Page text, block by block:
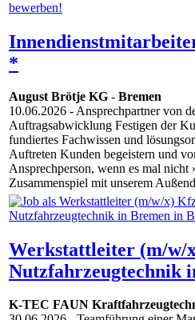
*
August Brötje KG - Bremen
10.06.2026 - Ansprechpartner von
Auftragsabwicklung Festigen der
fundiertes Fachwissen und
Auftreten Kunden begeistern und
Ansprechperson, wenn es mal
Zusammenspiel mit unserem
Werkstattleiter (m/w/
Nutzfahrzeugtechnik
K-TEC FAUN